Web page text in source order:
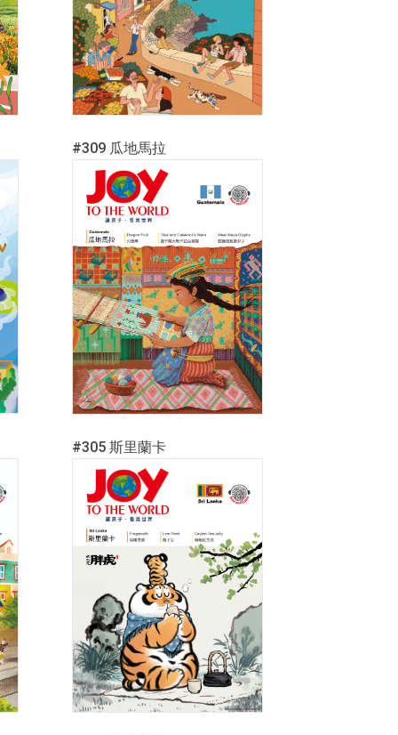
#309 瓜地馬拉
#305 斯里蘭卡